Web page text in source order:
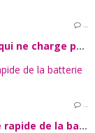
…
Comment régler le problème de batterie qui ne charge pas sur le Galaxy A34 ?
…
Comment régler le problème de décharge rapide de la batterie Galaxy S21 Ultra ?